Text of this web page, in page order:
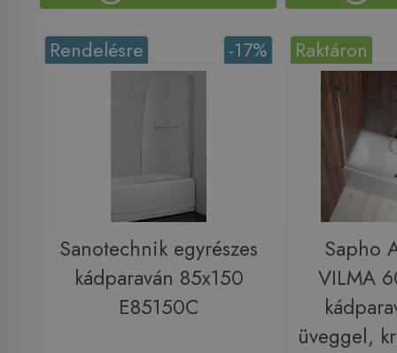
-17%
Rendelésre
Sanotechnik egyrészes
kádparaván 85x150
E85150C
Raktáron
Sapho
VILMA
üveggel,